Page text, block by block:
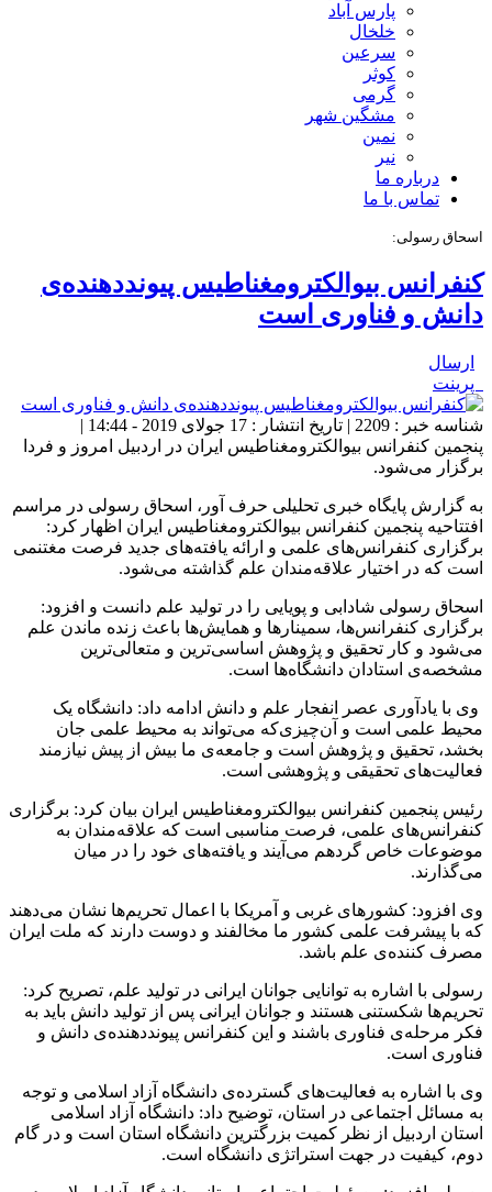
پارس آباد
خلخال
سرعین
کوثر
گرمی
مشگین شهر
نمین
نیر
درباره ما
تماس با ما
اسحاق رسولی:
کنفرانس بیوالکترومغناطیس پیوند‌دهنده‌ی
دانش و فناوری است
ارسال
پرینت
شناسه خبر : 2209 | تاریخ انتشار : 17 جولای 2019 - 14:44 |
پنجمین کنفرانس بیوالکترومغناطیس ایران در اردبیل امروز و فردا
برگزار می‌شود.
به گزارش پایگاه خبری تحلیلی حرف آور، اسحاق رسولی در مراسم
افتتاحیه پنجمین کنفرانس بیوالکترومغناطیس ایران اظهار کرد:
برگزاری کنفرانس‌های علمی و ارائه یافته‌های جدید فرصت مغتنمی
است که در اختیار علاقه‌مندان علم گذاشته می‌شود.
اسحاق رسولی شادابی و پویایی را در تولید علم دانست و افزود:
برگزاری کنفرانس‌ها، سمینارها و همایش‌ها باعث زنده ماندن علم
می‌شود و کار تحقیق و پژوهش اساسی‌ترین و متعالی‌ترین
مشخصه‌ی استادان دانشگاه‌ها است.
وی با یادآوری عصر انفجار علم و دانش ادامه داد: دانشگاه یک
محیط علمی است و آن‌چیزی‌که می‌تواند به محیط علمی جان
بخشد، تحقیق و پژوهش است و جامعه‌ی ما بیش از پیش نیازمند
فعالیت‌های تحقیقی و پژوهشی است.
رئیس پنجمین کنفرانس بیوالکترومغناطیس ایران بیان کرد: برگزاری
کنفرانس‌های علمی، فرصت مناسبی است که علاقه‌مندان به
موضوعات خاص گردهم می‌آیند و یافته‌های خود را در میان
می‌گذارند.
وی افزود: کشورهای غربی و آمریکا با اعمال تحریم‌ها نشان می‌دهند
که با پیشرفت علمی کشور ما مخالفند و دوست دارند که ملت ایران
مصرف کننده‌ی علم باشد.
رسولی با اشاره به توانایی جوانان ایرانی در تولید علم، تصریح کرد:
تحریم‌ها شکستنی هستند و جوانان ایرانی پس از تولید دانش باید به
فکر مرحله‌ی فناوری باشند و این کنفرانس پیوند‌دهنده‌ی دانش و
فناوری است.
وی با اشاره به فعالیت‌های گسترده‌ی دانشگاه آزاد اسلامی و توجه
به مسائل اجتماعی در استان، توضیح داد: دانشگاه آزاد اسلامی
استان اردبیل از نظر کمیت بزرگترین دانشگاه استان است و در گام
دوم، کیفیت در جهت استراتژی دانشگاه است.